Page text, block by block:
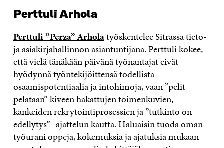
Perttuli Arhola
Perttuli ”Perza” Arholatyöskentelee Sitrassa tieto-
ja asiakirjahallinnon asiantuntijana. Perttuli kokee,
että vielä tänäkään päivänä työnantajat eivät
hyödynnä työntekijöittensä todellista
osaamispotentiaalia ja intohimoja, vaan ”pelit
pelataan” kiveen hakattujen toimenkuvien,
kankeiden rekrytointiprosessien ja ”tutkinto on
edellytys” -ajattelun kautta. Haluaisin tuoda oman
työurani oppeja, kokemuksia ja ajatuksia mukaan